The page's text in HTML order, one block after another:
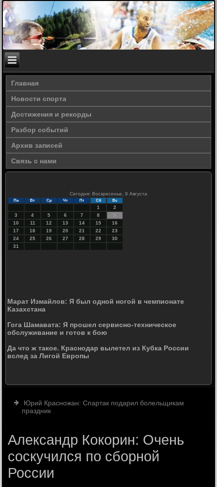
Главная
Новости спорта
Достижения и рекорды
Разбор событий
Архив записей
Связь с нами
Сегодня: Воскресенье, 9 Августа
Пн Вт Ср Чт Пт Сб Вс
1
2
3
4 5 6 7 8
9
10
11 12 13 14 15
16
17
18 19 20 21 22
23
24
25 26 27 28 29
30
31
Марат Измайлов: Я был одной ногой в чемпионате
Казахстана
Гога Шамавата: Я прошел сервисно-техническое
обслуживание и готов к бою
Да что ж такое. Краснодар вылетел из Кубка России
вслед за Лигой Европы
Юрий Красножан: Спартак подарил болельщикам
праздник
Александр Кокорин: Очень
соскучился по сборной
России